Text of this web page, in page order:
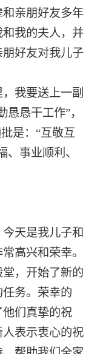
亲朋好友多年
我的夫人，并
好友对我儿子
我要送上一副
恳干工作”，
是：“互敬互
、事业顺利、
天是我儿子和
高兴和荣幸。
，开始了新的
务。荣幸的
们真挚的祝
表示衷心的祝